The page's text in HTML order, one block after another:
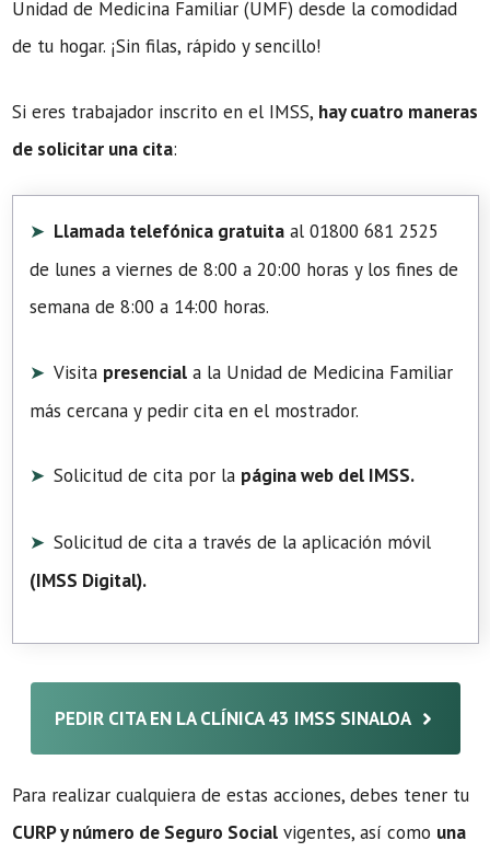
Unidad de Medicina Familiar (UMF) desde la comodidad
de tu hogar. ¡Sin filas, rápido y sencillo!
Si eres trabajador inscrito en el IMSS, hay cuatro maneras
de solicitar una cita:
Llamada telefónica gratuita al 01800 681 2525
de lunes a viernes de 8:00 a 20:00 horas y los fines de
semana de 8:00 a 14:00 horas.
Visita presencial a la Unidad de Medicina Familiar
más cercana y pedir cita en el mostrador.
Solicitud de cita por la página web del IMSS.
Solicitud de cita a través de la aplicación móvil
(IMSS Digital).
PEDIR CITA EN LA CLÍNICA 43 IMSS SINALOA
Para realizar cualquiera de estas acciones, debes tener tu
CURP y número de Seguro Social vigentes, así como una